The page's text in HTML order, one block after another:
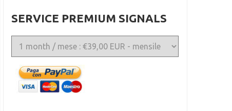
SERVICE PREMIUM SIGNALS